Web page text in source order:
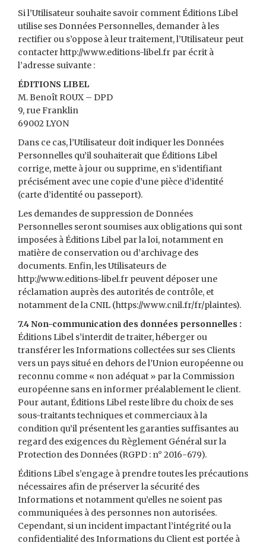
Si l’Utilisateur souhaite savoir comment Éditions Libel
utilise ses Données Personnelles, demander à les
rectifier ou s’oppose à leur traitement, l’Utilisateur peut
contacter http://www.editions-libel.fr par écrit à
l’adresse suivante :
ÉDITIONS LIBEL
M. Benoît ROUX – DPD
9, rue Franklin
69002 LYON
Dans ce cas, l’Utilisateur doit indiquer les Données
Personnelles qu’il souhaiterait que Éditions Libel
corrige, mette à jour ou supprime, en s’identifiant
précisément avec une copie d’une pièce d’identité
(carte d’identité ou passeport).
Les demandes de suppression de Données
Personnelles seront soumises aux obligations qui sont
imposées à Éditions Libel par la loi, notamment en
matière de conservation ou d’archivage des
documents. Enfin, les Utilisateurs de
http://www.editions-libel.fr peuvent déposer une
réclamation auprès des autorités de contrôle, et
notamment de la CNIL (https://www.cnil.fr/fr/plaintes).
7.4 Non-communication des données personnelles :
Éditions Libel s’interdit de traiter, héberger ou
transférer les Informations collectées sur ses Clients
vers un pays situé en dehors de l’Union européenne ou
reconnu comme « non adéquat » par la Commission
européenne sans en informer préalablement le client.
Pour autant, Éditions Libel reste libre du choix de ses
sous-traitants techniques et commerciaux à la
condition qu’il présentent les garanties suffisantes au
regard des exigences du Règlement Général sur la
Protection des Données (RGPD : n° 2016-679).
Éditions Libel s’engage à prendre toutes les précautions
nécessaires afin de préserver la sécurité des
Informations et notamment qu’elles ne soient pas
communiquées à des personnes non autorisées.
Cependant, si un incident impactant l’intégrité ou la
confidentialité des Informations du Client est portée à